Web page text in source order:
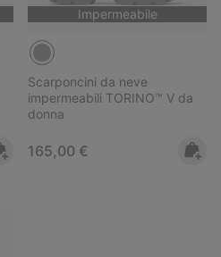
Impermeabile
Scarponcini da neve
impermeabili TORINO™ V da
donna
Regular price:
165,00 €